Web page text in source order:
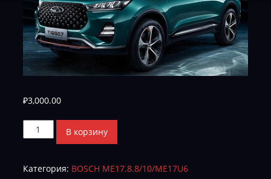
₽3,000.00
Количество
товара
Tiggo7
В корзину
Категория: BOSCH ME17.8.8/10/ME17U6